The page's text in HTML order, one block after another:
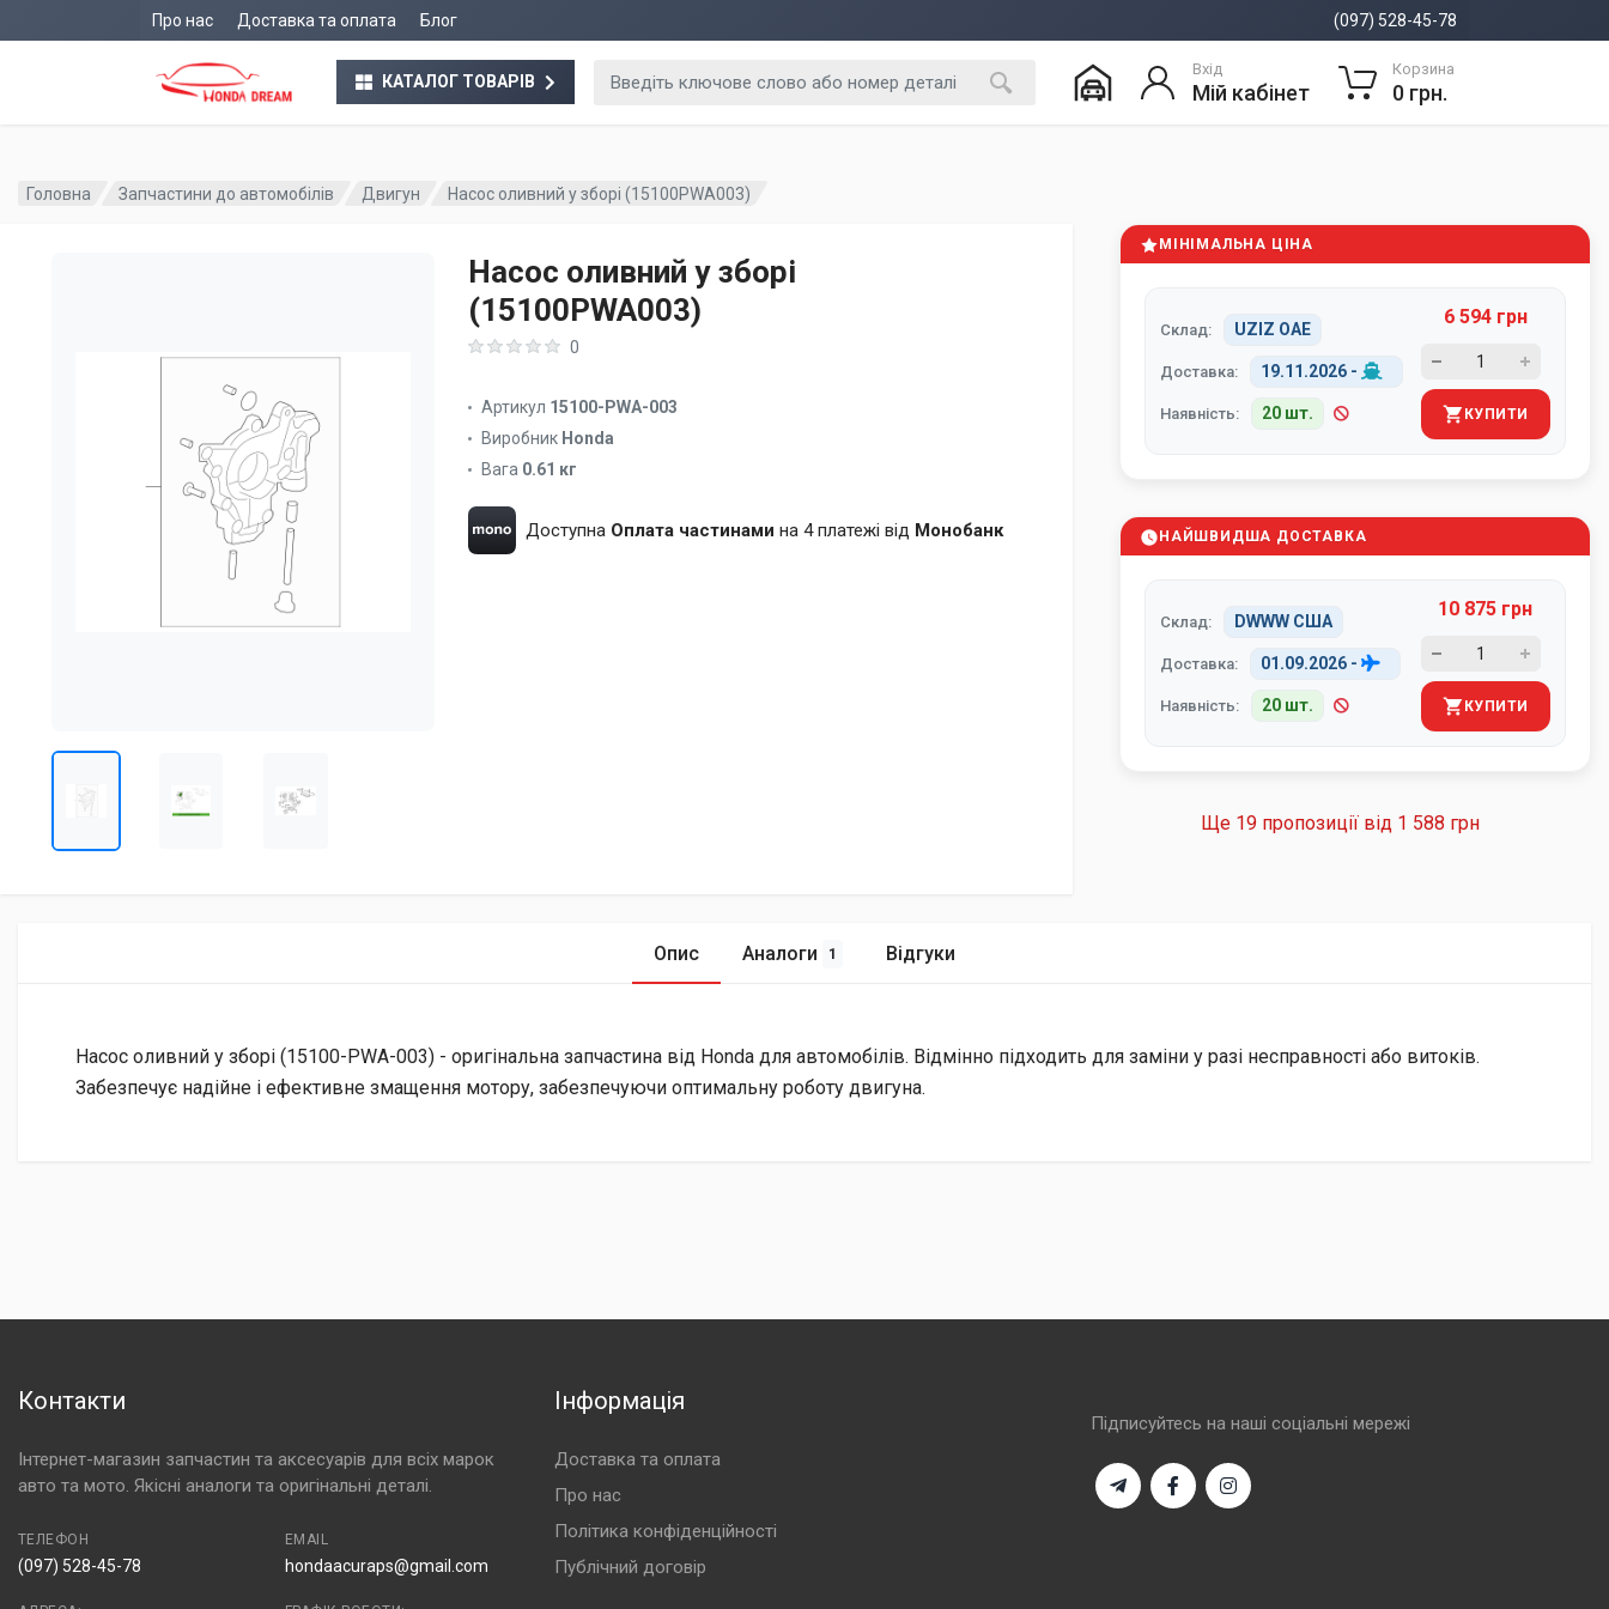
Про нас Доставка та оплата Блог (097) 528-45-78
КАТАЛОГ ТОВАРІВ
Вхід
Мій кабінет
Корзина
0 грн.
Головна Запчастини до автомобілів Двигун Насос оливний у зборі (15100PWA003)
Насос оливний у зборі
(15100PWA003)
0
Артикул 15100-PWA-003
Виробник Honda
Вага 0.61 кг
Доступна Оплата частинами на 4 платежі від Монобанк
МІНІМАЛЬНА ЦІНА
Склад: UZIZ ОАЕ
Доставка: 19.11.2026 -
Наявність: 20 шт.
6 594 грн
КУПИТИ
НАЙШВИДША ДОСТАВКА
Склад: DWWW США
Доставка: 01.09.2026 -
Наявність: 20 шт.
10 875 грн
КУПИТИ
Ще 19 пропозиції від 1 588 грн
Опис Аналоги 1 Відгуки
Насос оливний у зборі (15100-PWA-003) - оригінальна запчастина від Honda для автомобілів. Відмінно підходить для заміни у разі несправності або витоків.
Забезпечує надійне і ефективне змащення мотору, забезпечуючи оптимальну роботу двигуна.
Контакти
Інтернет-магазин запчастин та аксесуарів для всіх марок
авто та мото. Якісні аналоги та оригінальні деталі.
ТЕЛЕФОН
(097) 528-45-78
EMAIL
hondaacuraps@gmail.com
Інформація
Доставка та оплата
Про нас
Політика конфіденційності
Публічний договір
Підписуйтесь на наші соціальні мережі